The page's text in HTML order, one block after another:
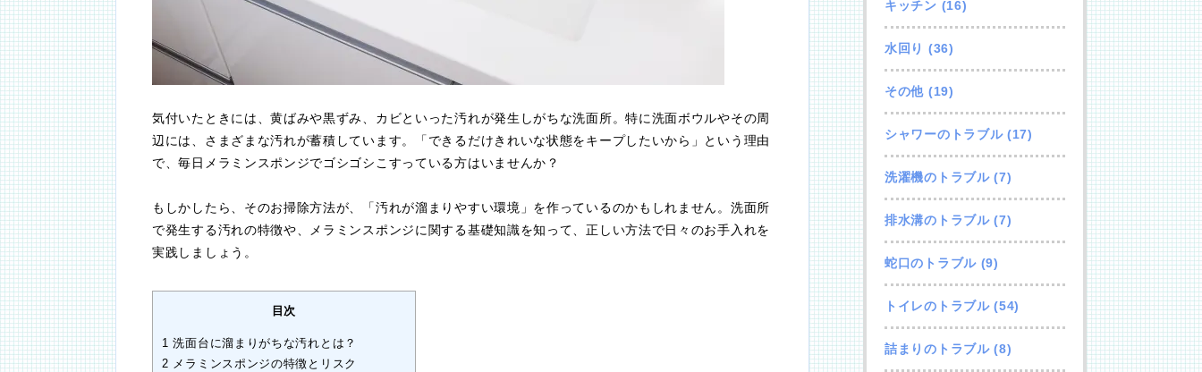
気付いたときには、黄ばみや黒ずみ、カビといった汚れが発生しがちな洗面所。特に洗面ボウルやその周
辺には、さまざまな汚れが蓄積しています。「できるだけきれいな状態をキープしたいから」という理由
で、毎日メラミンスポンジでゴシゴシこすっている方はいませんか？
もしかしたら、そのお掃除方法が、「汚れが溜まりやすい環境」を作っているのかもしれません。洗面所
で発生する汚れの特徴や、メラミンスポンジに関する基礎知識を知って、正しい方法で日々のお手入れを
実践しましょう。
目次
1 洗面台に溜まりがちな汚れとは？
2 メラミンスポンジの特徴とリスク
キッチン (16)
水回り (36)
その他 (19)
シャワーのトラブル(17)
洗濯機のトラブル(7)
排水溝のトラブル(7)
蛇口のトラブル(9)
トイレのトラブル(54)
詰まりのトラブル(8)